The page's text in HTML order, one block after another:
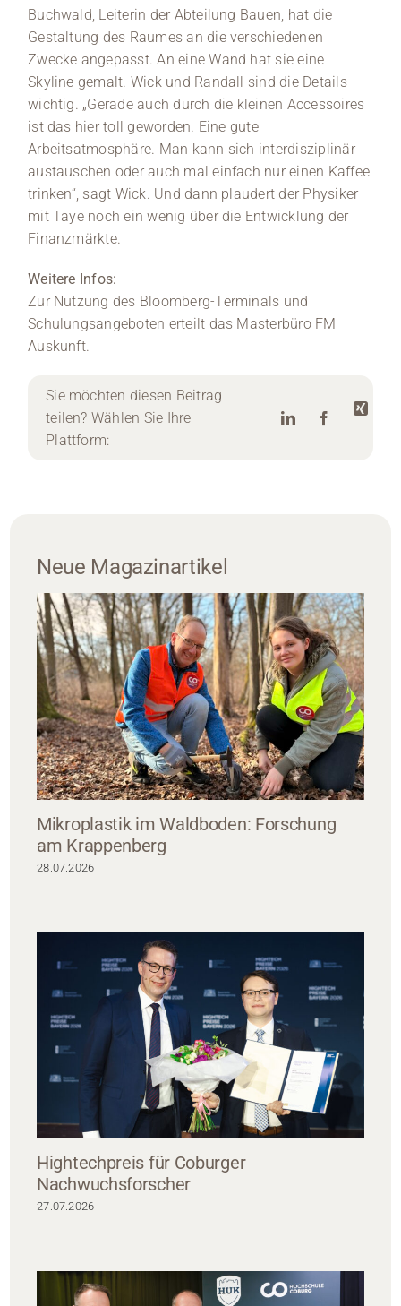
Buchwald, Leiterin der Abteilung Bauen, hat die
Gestaltung des Raumes an die verschiedenen
Zwecke angepasst. An eine Wand hat sie eine
Skyline gemalt. Wick und Randall sind die Details
wichtig. „Gerade auch durch die kleinen Accessoires
ist das hier toll geworden. Eine gute
Arbeitsatmosphäre. Man kann sich interdisziplinär
austauschen oder auch mal einfach nur einen Kaffee
trinken“, sagt Wick. Und dann plaudert der Physiker
mit Taye noch ein wenig über die Entwicklung der
Finanzmärkte.
Weitere Infos:
Zur Nutzung des Bloomberg-Terminals und
Schulungsangeboten erteilt das Masterbüro FM
Auskunft.
Sie möchten diesen Beitrag
teilen? Wählen Sie Ihre
Plattform:
Neue Magazinartikel
Mikroplastik im Waldboden: Forschung
am Krappenberg
28.07.2026
Hightechpreis für Coburger
Nachwuchsforscher
27.07.2026